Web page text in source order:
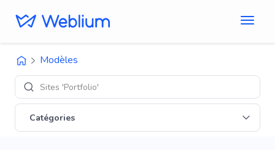
Modèles
Sites 'Portfolio'
Catégories